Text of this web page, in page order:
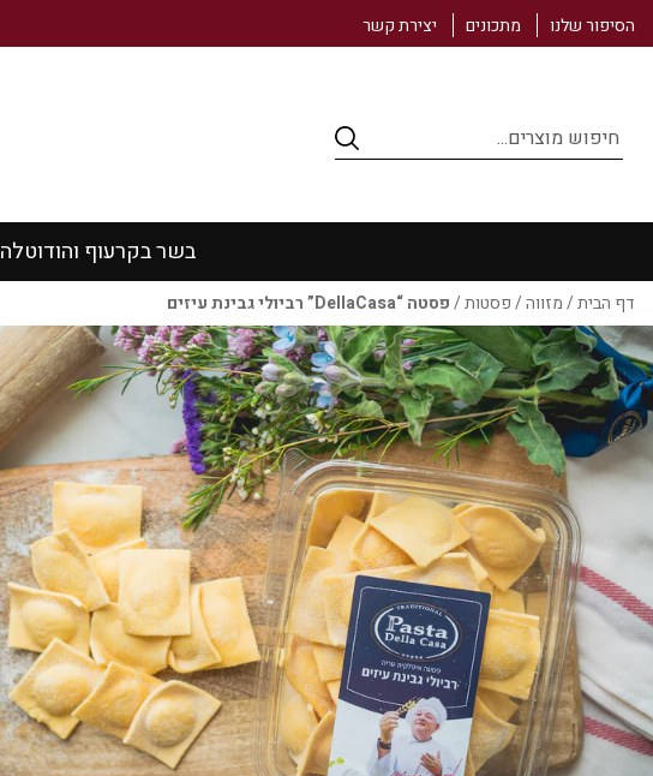
הסיפור שלנו מתכונים יצירת קשר
search
בשר בקרעוף והודוטלה
דף הבית/מזווה/פסטות/פסטה “DellaCasa” רביולי גבינת עיזים